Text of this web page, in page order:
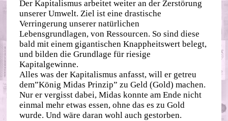
Der Kapitalismus arbeitet weiter an der Zerstörung
unserer Umwelt. Ziel ist eine drastische
Verringerung unserer natürlichen
Lebensgrundlagen, von Ressourcen. So sind diese
bald mit einem gigantischen Knappheitswert belegt,
und bilden die Grundlage für riesige
Kapitalgewinne.
Alles was der Kapitalismus anfasst, will er getreu
dem”König Midas Prinzip” zu Geld (Gold) machen.
Nur er vergisst dabei, Midas konnte am Ende nicht
einmal mehr etwas essen, ohne das es zu Gold
wurde. Und wäre daran wohl auch gestorben.